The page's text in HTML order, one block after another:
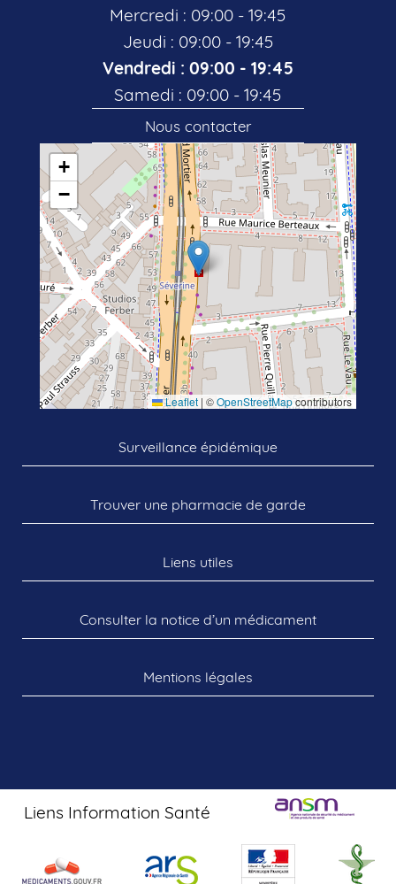
+
−
Leaflet | ©OpenStreetMapcontributors
Surveillance épidémique
Trouver une pharmacie de garde
Liens utiles
Consulter la notice d’un médicament
Mentions légales
Mercredi : 09:00 - 19:45
Jeudi : 09:00 - 19:45
Vendredi : 09:00 - 19:45
Samedi : 09:00 - 19:45
Nous contacter
Liens Information Santé